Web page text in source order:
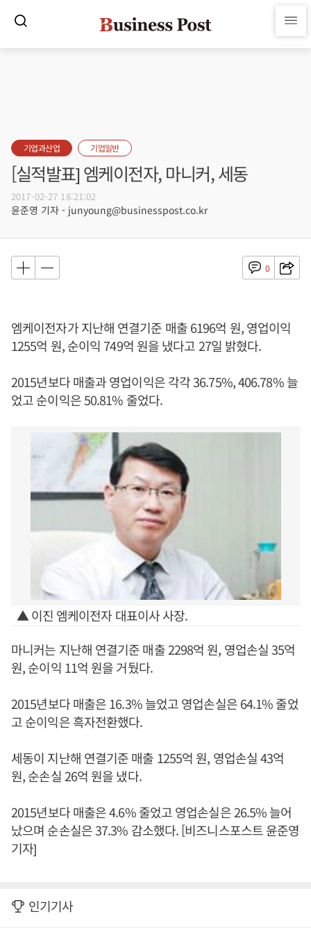
기업과산업 기업일반
[실적발표] 엠케이전자, 마니커, 세동
2017-02-27 18:21:02
윤준영 기자 - junyoung@businesspost.co.kr
0
엠케이전자가 지난해 연결기준 매출 6196억 원, 영업이익
1255억 원, 순이익 749억 원을 냈다고 27일 밝혔다.
2015년보다 매출과 영업이익은 각각 36.75%, 406.78% 늘
었고 순이익은 50.81% 줄었다.
▲ 이진 엠케이전자 대표이사 사장.
마니커는 지난해 연결기준 매출 2298억 원, 영업손실 35억
원, 순이익 11억 원을 거뒀다.
2015년보다 매출은 16.3% 늘었고 영업손실은 64.1% 줄었
고 순이익은 흑자전환했다.
세동이 지난해 연결기준 매출 1255억 원, 영업손실 43억
원, 순손실 26억 원을 냈다.
2015년보다 매출은 4.6% 줄었고 영업손실은 26.5% 늘어
났으며 순손실은 37.3% 감소했다. [비즈니스포스트 윤준영
기자]
인기기사